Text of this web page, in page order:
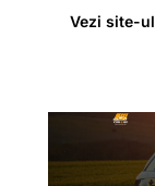
Vezi site-ul